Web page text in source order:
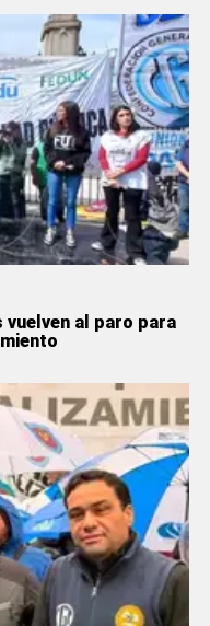
vuelven al paro para